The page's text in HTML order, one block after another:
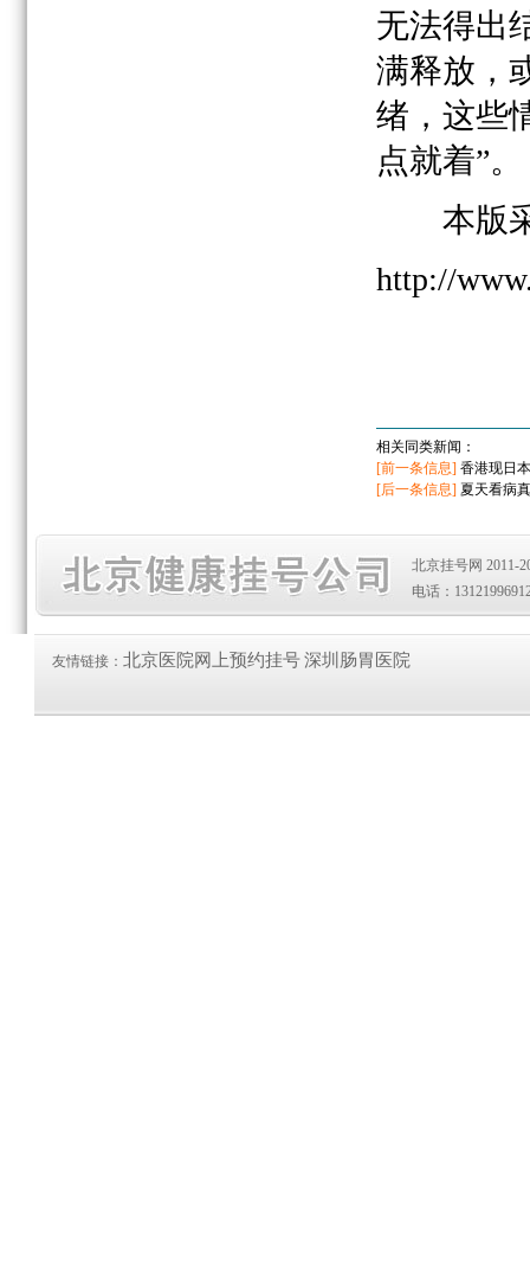
无法得出
满释放，
绪，这些
点就着”。
本版采
http://
相关同类新闻：
[前一条信息] 香港现日
[后一条信息] 夏天看病
北京挂号网 2011-
电话：
友情链接： 北京医院网上预约挂号深圳肠胃医院